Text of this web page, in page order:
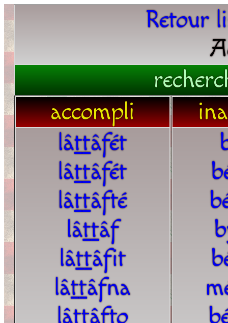
Retour
accompli
lâttâfét
lâttâfét
lâttâfté
lâttâf
lâttâfit
lâttâfna
lâttâfto